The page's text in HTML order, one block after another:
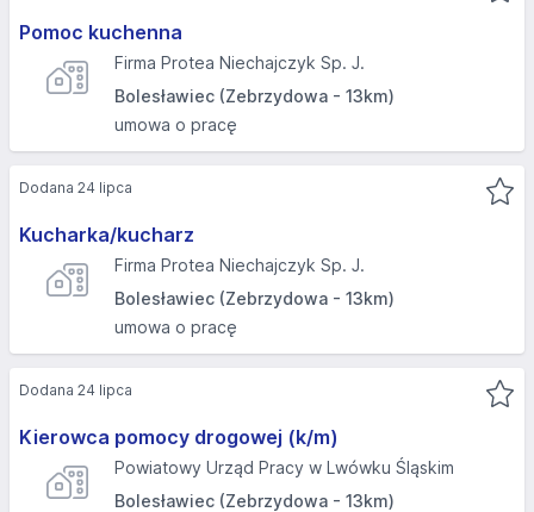
Pomoc kuchenna
Firma Protea Niechajczyk Sp. J.
Bolesławiec (Zebrzydowa - 13km)
umowa o pracę
Kucharka/kucharz
Firma Protea Niechajczyk Sp. J.
Bolesławiec (Zebrzydowa - 13km)
umowa o pracę
Dodana 24 lipca
Kierowca pomocy drogowej (k/m)
Powiatowy Urząd Pracy w Lwówku Śląskim
Bolesławiec (Zebrzydowa - 13km)
Dodana 24 lipca